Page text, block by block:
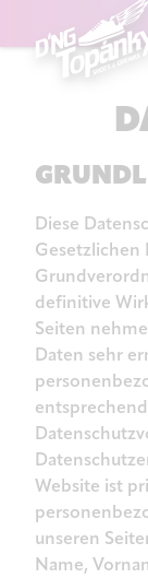
Diese
Gesetzlichen
definitive
Seiten
Daten sehr
Website ist
unseren
Name,